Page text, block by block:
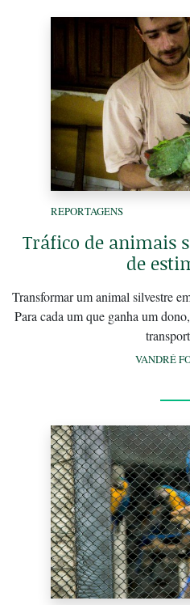
REPORTAGENS
Tráfico de animais
de
Transformar um animal silvestre
Para cada um que ganha um
VANDRÉ